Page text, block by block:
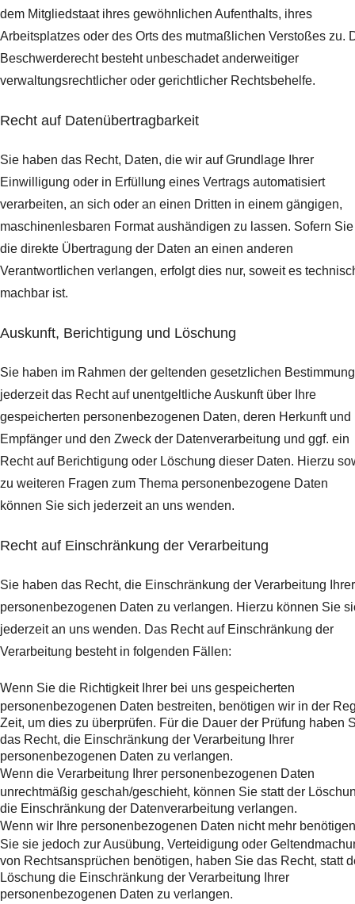
dem Mitgliedstaat ihres gewöhnlichen Aufenthalts, ihres
Arbeitsplatzes oder des Orts des mutmaßlichen Verstoßes zu.
Beschwerderecht besteht unbeschadet anderweitiger
verwaltungsrechtlicher oder gerichtlicher Rechtsbehelfe.
Recht auf Daten­übertrag­barkeit
Sie haben das Recht, Daten, die wir auf Grundlage Ihrer
Einwilligung oder in Erfüllung eines Vertrags automatisiert
verarbeiten, an sich oder an einen Dritten in einem gängigen,
maschinenlesbaren Format aushändigen zu lassen. Sofern Sie
die direkte Übertragung der Daten an einen anderen
Verantwortlichen verlangen, erfolgt dies nur, soweit es
machbar ist.
Auskunft, Berichtigung und Löschung
Sie haben im Rahmen der geltenden gesetzlichen
jederzeit das Recht auf unentgeltliche Auskunft über Ihre
gespeicherten personenbezogenen Daten, deren Herkunft und
Empfänger und den Zweck der Datenverarbeitung und ggf. ein
Recht auf Berichtigung oder Löschung dieser Daten. Hierzu
zu weiteren Fragen zum Thema personenbezogene Daten
können Sie sich jederzeit an uns wenden.
Recht auf Einschränkung der Verarbeitung
Sie haben das Recht, die Einschränkung der Verarbeitung Ihrer
personenbezogenen Daten zu verlangen. Hierzu können Sie
jederzeit an uns wenden. Das Recht auf Einschränkung der
Verarbeitung besteht in folgenden Fällen:
Wenn Sie die Richtigkeit Ihrer bei uns gespeicherten
personenbezogenen Daten bestreiten, benötigen wir in der
Zeit, um dies zu überprüfen. Für die Dauer der Prüfung haben
das Recht, die Einschränkung der Verarbeitung Ihrer
personenbezogenen Daten zu verlangen.
Wenn die Verarbeitung Ihrer personenbezogenen Daten
unrechtmäßig geschah/geschieht, können Sie statt der
die Einschränkung der Datenverarbeitung verlangen.
Wenn wir Ihre personenbezogenen Daten nicht mehr
Sie sie jedoch zur Ausübung, Verteidigung oder
von Rechtsansprüchen benötigen, haben Sie das Recht, statt
Löschung die Einschränkung der Verarbeitung Ihrer
personenbezogenen Daten zu verlangen.